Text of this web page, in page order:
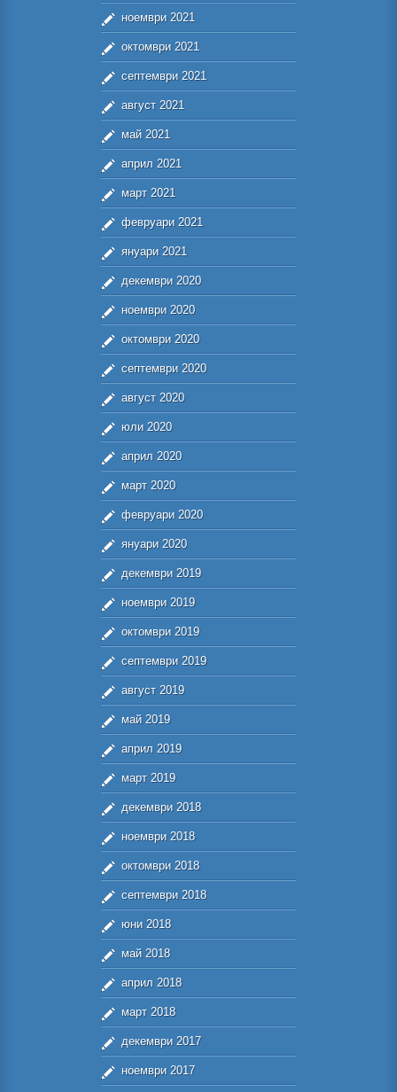
ноември 2021
октомври 2021
септември 2021
август 2021
май 2021
април 2021
март 2021
февруари 2021
януари 2021
декември 2020
ноември 2020
октомври 2020
септември 2020
август 2020
юли 2020
април 2020
март 2020
февруари 2020
януари 2020
декември 2019
ноември 2019
октомври 2019
септември 2019
август 2019
май 2019
април 2019
март 2019
декември 2018
ноември 2018
октомври 2018
септември 2018
юни 2018
май 2018
април 2018
март 2018
декември 2017
ноември 2017